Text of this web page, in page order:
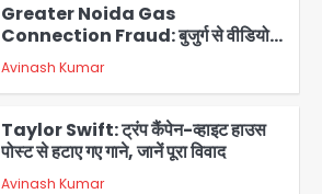
Greater Noida Gas
Connection Fraud: बुजुर्ग से वीडियो
कॉल पर 9.77 लाख की साइबर फ्रॉड
Avinash Kumar
Taylor Swift: ट्रंप कैंपेन-व्हाइट हाउस
पोस्ट से हटाए गए गाने, जानें पूरा विवाद
Avinash Kumar